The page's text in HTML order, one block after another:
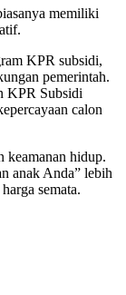
memiliki
KPR subsidi,
pemerintah.
KPR Subsidi
calon
keamanan hidup.
anak Anda” lebih
semata.